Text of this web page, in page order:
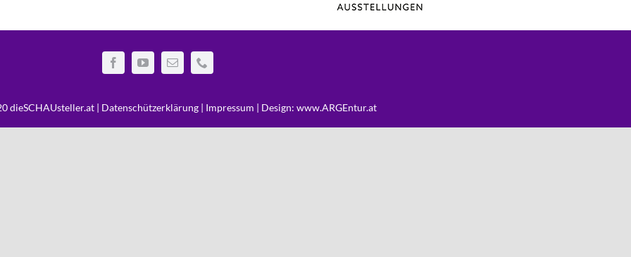
dieSCHAUsteller.at | Datenschützerklärung | Impressum | Design: www.ARGEntur.at